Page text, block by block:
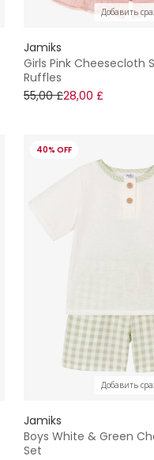
Добавить
Jamiks
Girls Pink Cheesecloth
Ruffles
55,00 £28,00 £
40% OFF
Добавить
Jamiks
Boys White & Green
Set